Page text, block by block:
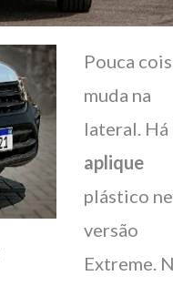
Pouca
muda na
lateral. Há
aplique
plástico
versão
Extreme.